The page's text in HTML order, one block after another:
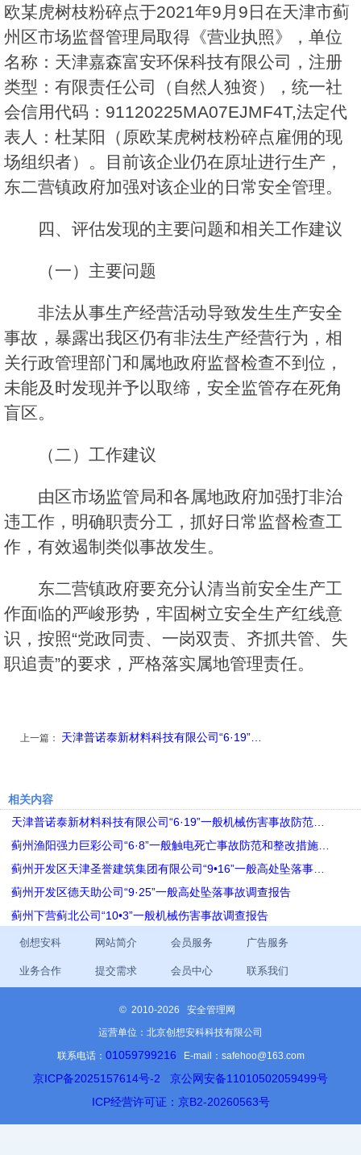
欧某虎树枝粉碎点于2021年9月9日在天津市蓟
州区市场监督管理局取得《营业执照》，单位
名称：天津嘉森富安环保科技有限公司，注册
类型：有限责任公司（自然人独资），统一社
会信用代码：91120225MA07EJMF4T,法定代
表人：杜某阳（原欧某虎树枝粉碎点雇佣的现
场组织者）。目前该企业仍在原址进行生产，
东二营镇政府加强对该企业的日常安全管理。
四、评估发现的主要问题和相关工作建议
（一）主要问题
非法从事生产经营活动导致发生生产安全
事故，暴露出我区仍有非法生产经营行为，相
关行政管理部门和属地政府监督检查不到位，
未能及时发现并予以取缔，安全监管存在死角
盲区。
（二）工作建议
由区市场监管局和各属地政府加强打非治
违工作，明确职责分工，抓好日常监督检查工
作，有效遏制类似事故发生。
东二营镇政府要充分认清当前安全生产工
作面临的严峻形势，牢固树立安全生产红线意
识，按照“党政同责、一岗双责、齐抓共管、失
职追责”的要求，严格落实属地管理责任。
上一篇： 天津普诺泰新材料科技有限公司“6·19”…
相关内容
天津普诺泰新材料科技有限公司“6·19”一般机械伤害事故防范…
蓟州渔阳强力巨彩公司“6·8”一般触电死亡事故防范和整改措施…
蓟州开发区天津圣誉建筑集团有限公司“9•16”一般高处坠落事…
蓟州开发区德天助公司“9·25”一般高处坠落事故调查报告
蓟州下营蓟北公司“10•3”一般机械伤害事故调查报告
创想安科 网站简介 会员服务 广告服务
业务合作 提交需求 会员中心 联系我们
© 2010-2026 安全管理网
运营单位：北京创想安科科技有限公司
联系电话： 01059799216 E-mail：safehoo@163.com
京ICP备2025157614号-2
京公网安备11010502059499号
ICP经营许可证：京B2-20260563号